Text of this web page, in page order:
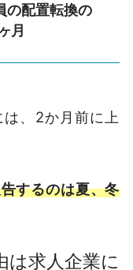
の配置転換の
月
、2か月前に上
するのは夏、冬
は求人企業に